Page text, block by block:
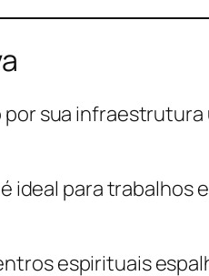
sua infraestrutura
ideal para trabalhos
espirituais